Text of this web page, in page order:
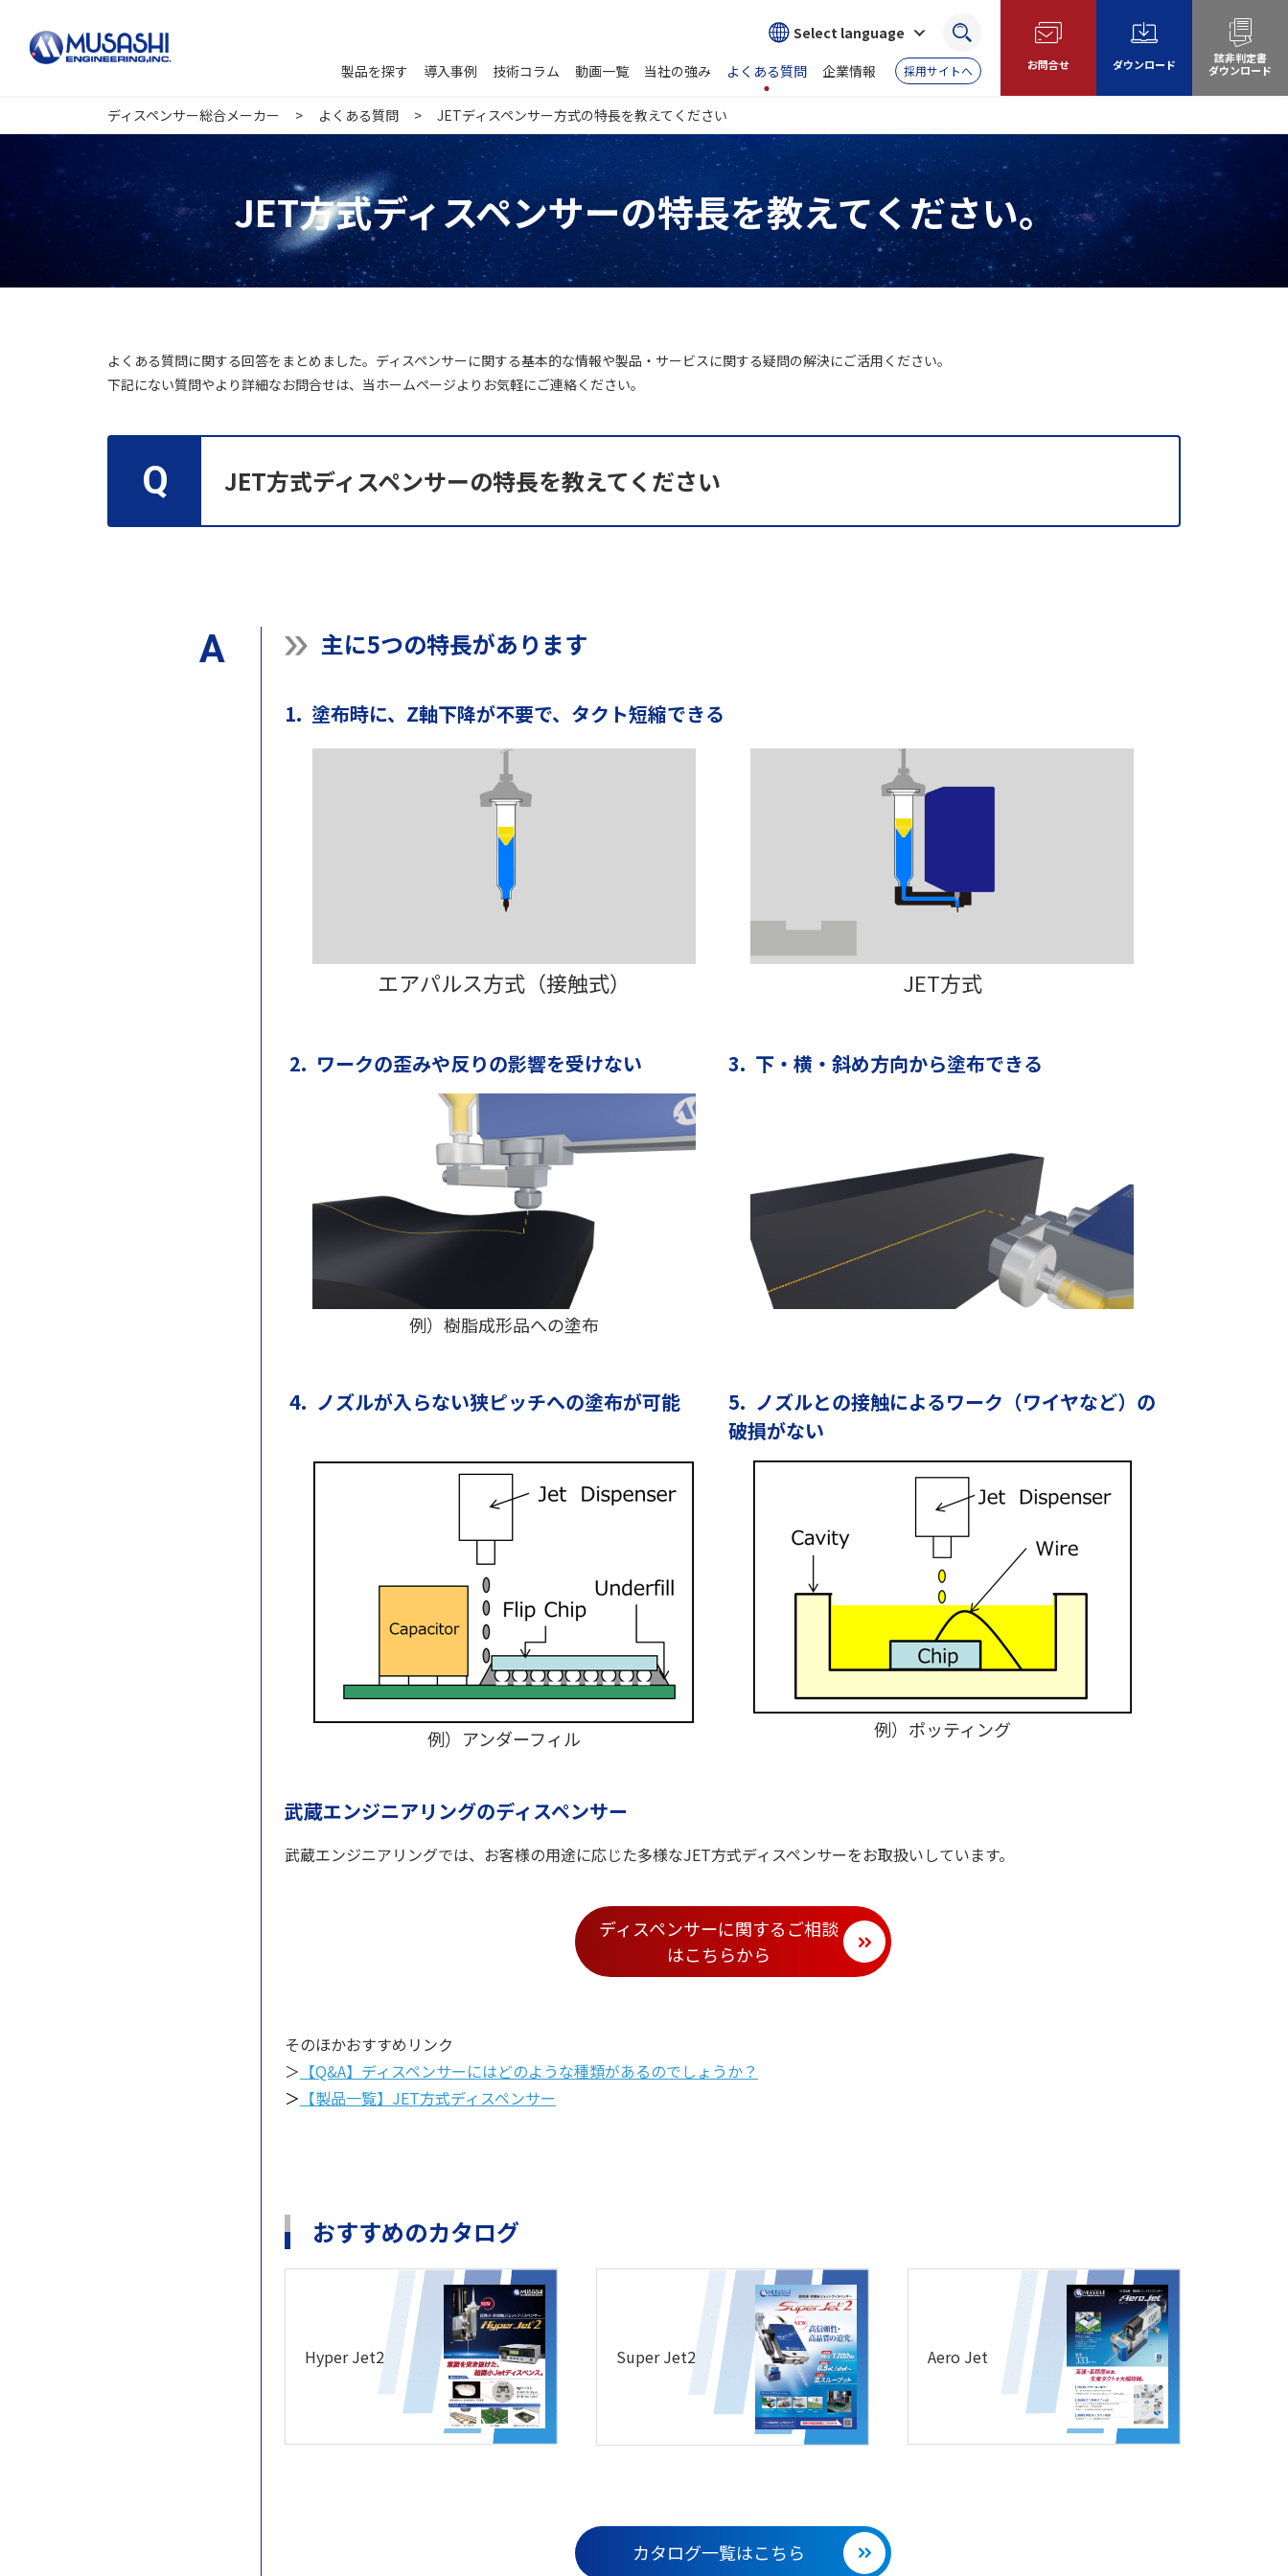
Select language 検索
製品を探す 導入事例 技術コラム 動画一覧 当社の強み よくある質問 企業情報 採用サイトへ お問合せ ダウンロード
該非判定書
ダウンロード
ディスペンサー総合メーカー よくある質問 JETディスペンサー方式の特長を教えてください
JET方式ディスペンサーの特長を教えてください。
よくある質問に関する回答をまとめました。ディスペンサーに関する基本的な情報や製品・サービスに関する疑問の解決にご活用ください。
下記にない質問やより詳細なお問合せは、当ホームページよりお気軽にご連絡ください。
JET方式ディスペンサーの特長を教えてください
主に5つの特長があります
1. 塗布時に、Z軸下降が不要で、タクト短縮できる
エアパルス方式（接触式） JET方式
2. ワークの歪みや反りの影響を受けない
例）樹脂成形品への塗布
3. 下・横・斜め方向から塗布できる
4. ノズルが入らない狭ピッチへの塗布が可能
例）アンダーフィル
5. ノズルとの接触によるワーク（ワイヤなど）の
破損がない
例）ポッティング
武蔵エンジニアリングのディスペンサー
武蔵エンジニアリングでは、お客様の用途に応じた多様なJET方式ディスペンサーをお取扱いしています。
ディスペンサーに関するご相談
はこちらから
そのほかおすすめリンク
＞ 【Q&A】ディスペンサーにはどのような種類があるのでしょうか？
＞ 【製品一覧】JET方式ディスペンサー
おすすめのカタログ
Hyper Jet2 Super Jet2 Aero Jet
カタログ一覧はこちら